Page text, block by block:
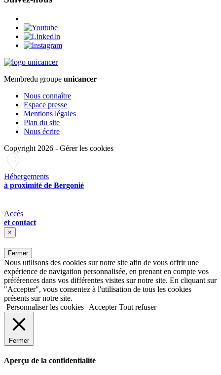
Membredu groupe unicancer
Nous connaître
Espace presse
Mentions légales
Plan du site
Nous écrire
Copyright 2026 - Gérer les cookies
Hébergements
à proximité de Bergonié
Accès
et contact
×
Fermer
Nous utilisons des cookies sur notre site afin de vous offrir une
expérience de navigation personnalisée, en prenant en compte vos
préférences dans vos différentes visites sur notre site. En cliquant sur
"Accepter", vous consentez à l'utilisation de tous les cookies
présents sur notre site.
Personnaliser les cookies
Accepter Tout refuser
Fermer
Aperçu de la confidentialité